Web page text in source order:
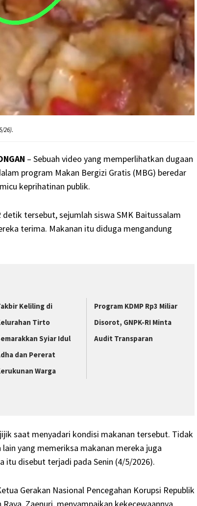
26).
– Sebuah video yang memperlihatkan dugaan
program Makan Bergizi Gratis (MBG) beredar
keprihatinan publik.
tersebut, sejumlah siswa SMK Baitussalam
terima. Makanan itu diduga mengandung
Keliling di
Tirto
Syiar Idul
dan Pererat
Warga
Program KDMP Rp3 Miliar
Disorot, GNPK-RI Minta
Audit Transparan
saat menyadari kondisi makanan tersebut. Tidak
yang memeriksa makanan mereka juga
itu disebut terjadi pada Senin (4/5/2026).
Gerakan Nasional Pencegahan Korupsi Republik